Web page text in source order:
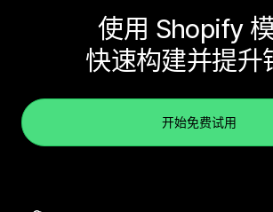
使用 Shopify
快速构建并提升
开始免费试用